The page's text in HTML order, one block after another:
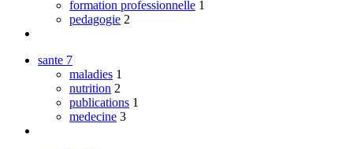
formation professionnelle 1
pedagogie 2
sante 7
maladies 1
nutrition 2
publications 1
medecine 3